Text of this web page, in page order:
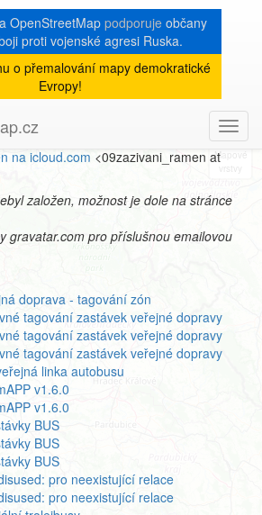
OpenStreetMap podporujeobčany
proti vojenské agresi Ruska.
o přemalování mapy demokratické
Evropy!
« zpět na archiv
na icloud.com <09zazivani_ramen at
založen, možnost je dole na stránce
gravatar.com pro příslušnou emailovou
doprava - tagování zón
tagování zastávek veřejné dopravy
tagování zastávek veřejné dopravy
tagování zastávek veřejné dopravy
linka autobusu
v1.6.0
v1.6.0
BUS
BUS
BUS
pro neexistující relace
pro neexistující relace